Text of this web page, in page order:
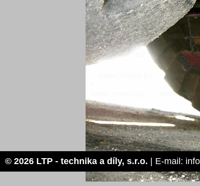
© 2026 LTP - technika a díly, s.r.o. | E-mail: